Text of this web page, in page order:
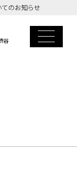
のお知らせ
谷